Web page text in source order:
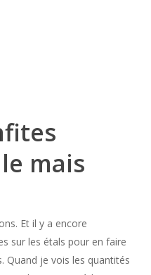
mais
Et il y a encore
sur les étals pour en faire
Quand je vois les quantités